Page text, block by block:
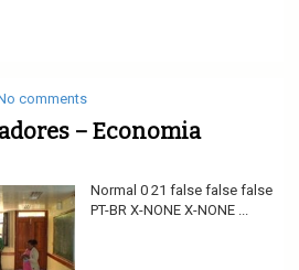
comments
– Economia
Normal 0 21 false false false
PT-BR X-NONE X-NONE ...